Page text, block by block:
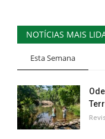
NOTÍCIAS MAIS
Esta Semana